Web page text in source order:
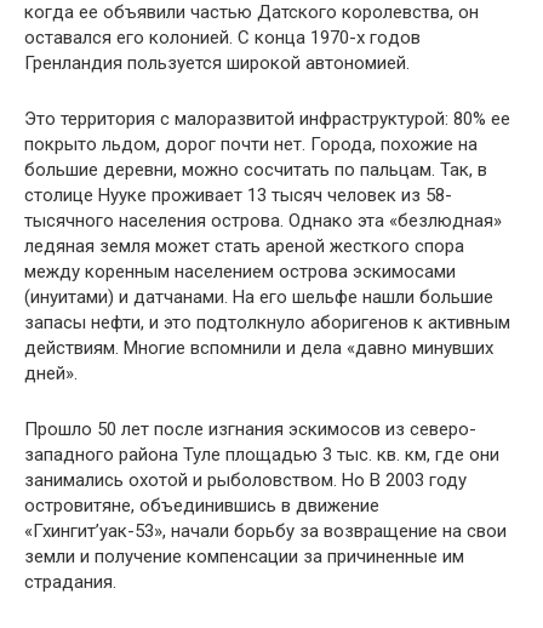
когда ее объявили частью Датского королевства, он
оставался его колонией. С конца 1970-х го­дов
Гренландия пользуется широкой автоно­мией.
Это территория с малоразвитой инфраст­руктурой: 80% ее
покрыто льдом, дорог почти нет. Города, похожие на
большие деревни, мож­но сосчитать по пальцам. Так, в
столице Нууке проживает 13 тысяч человек из 58-
тысячного населения острова. Однако эта «безлюдная»
ле­дяная земля может стать ареной жесткого спора
между коренным населением острова эскимо­сами
(инуитами) и датчанами. На его шельфе нашли большие
запасы нефти, и это подтолкну­ло аборигенов к активным
действиям. Многие вспомнили и дела «давно минувших
дней».
Прошло 50 лет после изгнания эскимосов из северо-
западного района Туле площадью 3 тыс. кв. км, где они
занимались охотой и рыболов­ством. Но В 2003 году
островитяне, объединив­шись в движение
«Гхингит’уак-53», начали борь­бу за возвращение на свои
земли и получение компенсации за причиненные им
страдания.